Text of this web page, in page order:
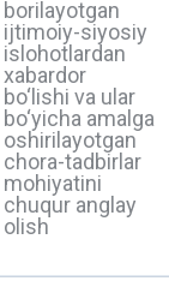
borilayotgan
ijtimoiy-siyosiy
islohotlardan
xabardor
bo‘lishi va ular
bo‘yicha amalga
oshirilayotgan
chora-tadbirlar
mohiyatini
chuqur anglay
olish